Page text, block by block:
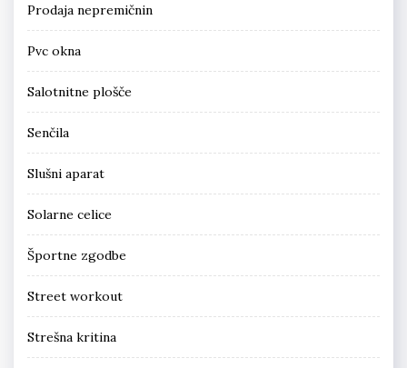
Prodaja nepremičnin
Pvc okna
Salotnitne plošče
Senčila
Slušni aparat
Solarne celice
Športne zgodbe
Street workout
Strešna kritina